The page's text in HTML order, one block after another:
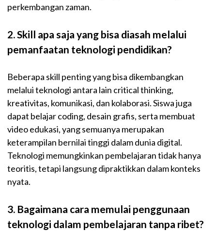
perkembangan zaman.
2. Skill apa saja yang bisa diasah melalui
pemanfaatan teknologi pendidikan?
Beberapa skill penting yang bisa dikembangkan
melalui teknologi antara lain critical thinking,
kreativitas, komunikasi, dan kolaborasi. Siswa juga
dapat belajar coding, desain grafis, serta membuat
video edukasi, yang semuanya merupakan
keterampilan bernilai tinggi dalam dunia digital.
Teknologi memungkinkan pembelajaran tidak hanya
teoritis, tetapi langsung dipraktikkan dalam konteks
nyata.
3. Bagaimana cara memulai penggunaan
teknologi dalam pembelajaran tanpa ribet?